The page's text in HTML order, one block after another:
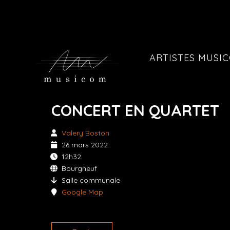
ARTISTES
CONCERT EN QUARTET
Valery Boston
26 mars 2022
12h32
Bourgneuf
Salle communale
Google Map